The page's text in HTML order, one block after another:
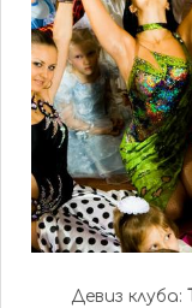
Девиз клуба: